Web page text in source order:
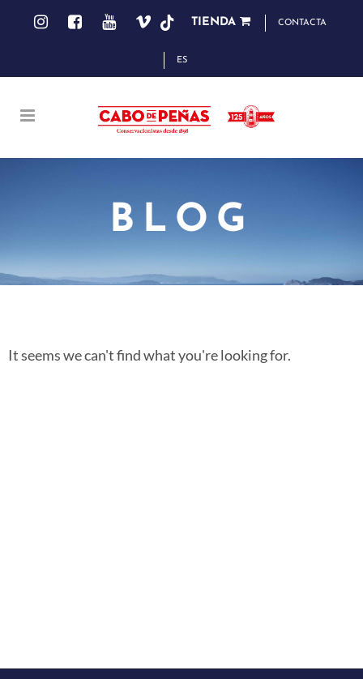
TIENDA CONTACTA
ES
BLOG
It seems we can't find what you're looking for.